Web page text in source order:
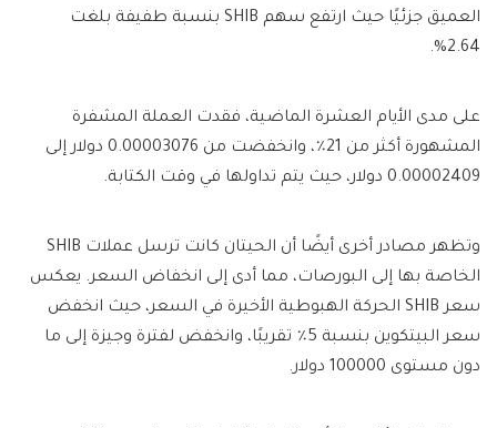
العميق جزئيًا حيث ارتفع سهم SHIB بنسبة طفيفة بلغت
2.64%.
على مدى الأيام العشرة الماضية، فقدت العملة المشفرة
المشهورة أكثر من 21٪، وانخفضت من 0.00003076 دولار إلى
0.00002409 دولار، حيث يتم تداولها في وقت الكتابة.
وتظهر مصادر أخرى أيضًا أن الحيتان كانت ترسل عملات SHIB
الخاصة بها إلى البورصات، مما أدى إلى انخفاض السعر. يعكس
سعر SHIB الحركة الهبوطية الأخيرة في السعر، حيث انخفض
سعر البيتكوين بنسبة 5٪ تقريبًا، وانخفض لفترة وجيزة إلى ما
دون مستوى 100000 دولار.